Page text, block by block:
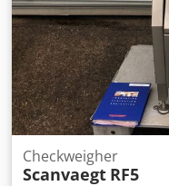
Checkweigher
Scanvaegt RF5